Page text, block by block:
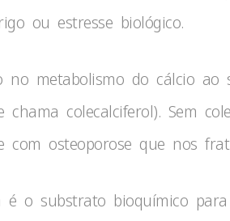
ou estresse biológico.
no metabolismo do cálcio
chama colecalciferol). Sem
com osteoporose que nos
é o substrato bioquímico